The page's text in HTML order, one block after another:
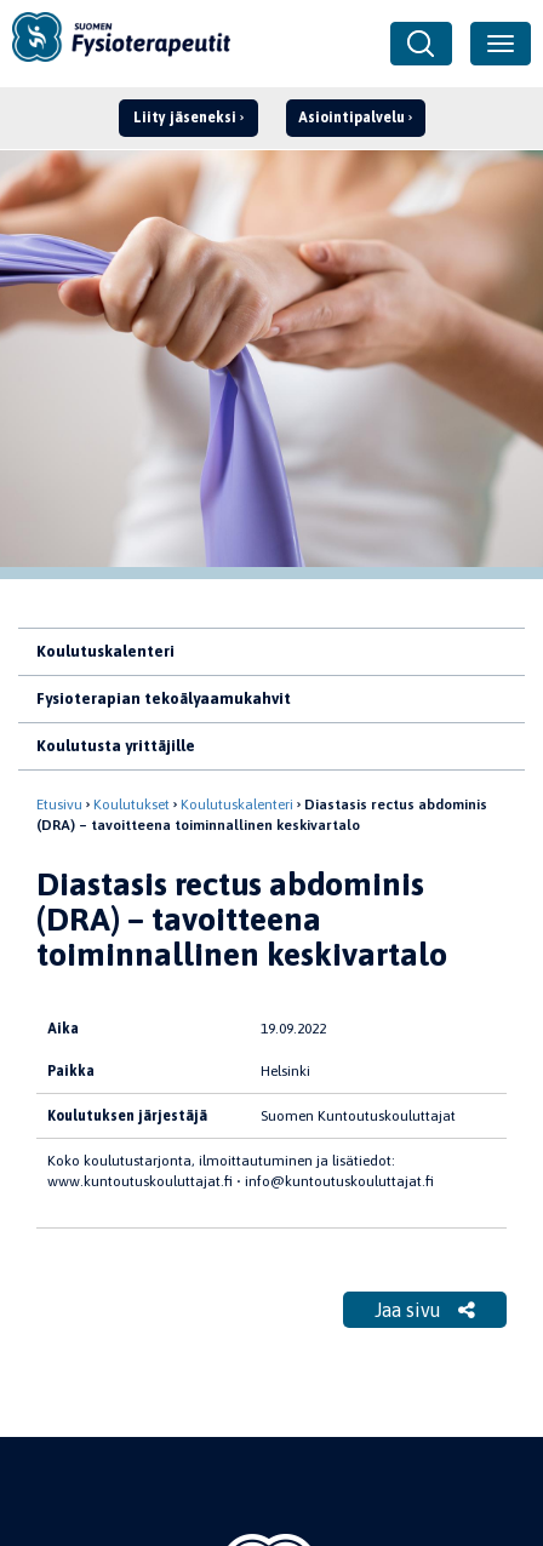
Liity jäseneksi Asiointipalvelu
Kirjaudu ›
Koulutuskalenteri
Fysioterapian tekoälyaamukahvit
Koulutusta yrittäjille
Etusivu Koulutukset Koulutuskalenteri
Diastasis rectus abdominis
(DRA) – tavoitteena toiminnallinen keskivartalo
Diastasis rectus abdominis
(DRA) – tavoitteena
toiminnallinen keskivartalo
Aika 19.09.2022
Paikka Helsinki
Koulutuksen järjestäjä Suomen Kuntoutuskouluttajat
Koko koulutustarjonta, ilmoittautuminen ja lisätiedot:
www.kuntoutuskouluttajat.fi • info@kuntoutuskouluttajat.fi
Jaa sivu